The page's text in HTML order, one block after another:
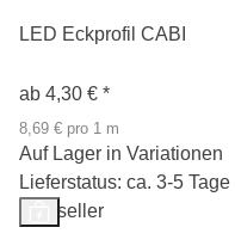
LED Eckprofil CABI
ab 4,30 € *
8,69 € pro 1 m
Auf Lager in Variationen
Lieferstatus: ca. 3-5 Tage
Bestseller